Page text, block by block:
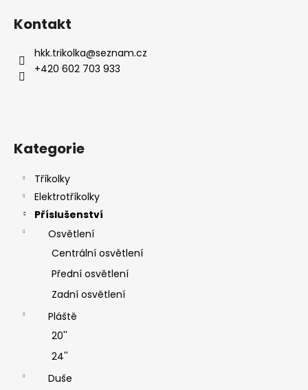
Kontakt
hkk.trikolka@seznam.cz
+420 602 703 933
Kategorie
Tříkolky
Elektrotříkolky
Příslušenství
Osvětlení
Centrální osvětlení
Přední osvětlení
Zadní osvětlení
Pláště
20''
24''
Duše